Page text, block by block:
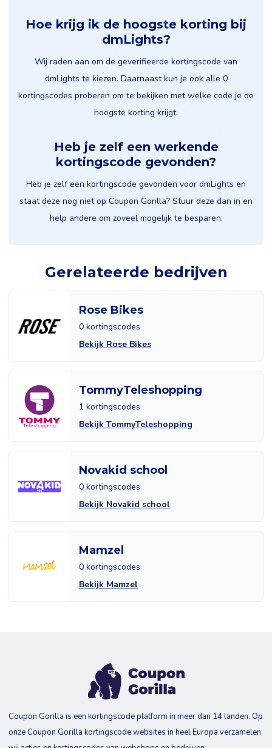
Hoe krijg ik de hoogste korting bij
dmLights?
Wij raden aan om de geverifieerde kortingscode van
dmLights te kiezen. Daarnaast kun je ook alle 0
kortingscodes proberen om te bekijken met welke code je de
hoogste korting krijgt.
Heb je zelf een werkende
kortingscode gevonden?
Heb je zelf een kortingscode gevonden voor dmLights en
staat deze nog niet op Coupon Gorilla? Stuur deze dan in en
help andere om zoveel mogelijk te besparen.
Gerelateerde bedrijven
Rose Bikes
0 kortingscodes
Bekijk Rose Bikes
TommyTeleshopping
1 kortingscodes
Bekijk TommyTeleshopping
Novakid school
0 kortingscodes
Bekijk Novakid school
Mamzel
0 kortingscodes
Bekijk Mamzel
Coupon Gorilla is een kortingscode platform in meer dan 14 landen. Op
onze Coupon Gorilla kortingscode websites in heel Europa verzamelen